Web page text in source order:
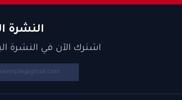
النشرة
اشترك الآن في النشرة